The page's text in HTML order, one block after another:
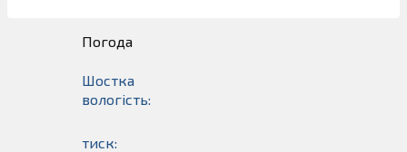
Погода
Шостка
вологість:
тиск: